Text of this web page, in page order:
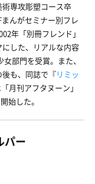
専攻彫塑コース卒
んがセミナー別フレ
年「別冊フレンド」
した、リアルな内容
部門を受賞。また、
も、同誌で『リミッ
月刊アフタヌーン」
始した。
パー